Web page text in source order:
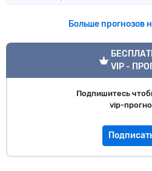
Больше прогнозов
VIP прогноз
VIP -
Подпишитесь
vip-